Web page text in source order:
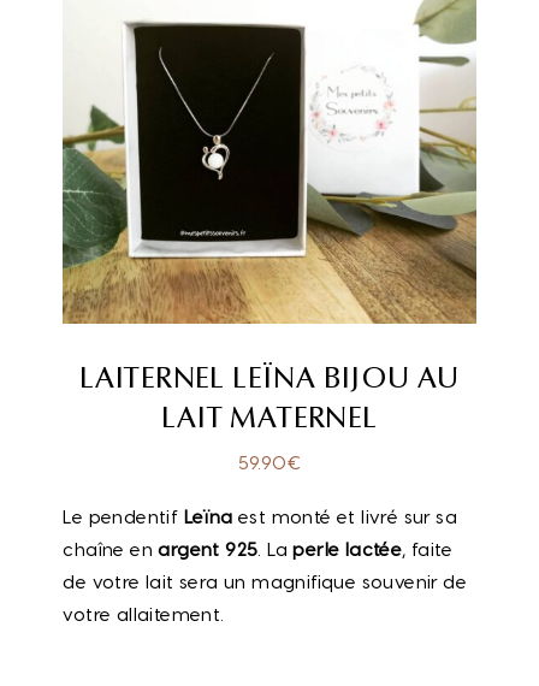
LAITERNEL LEÏNA BIJOU AU
LAIT MATERNEL
59.90€
Le pendentif Leïna est monté et livré sur sa
chaîne enargent 925. Laperle lactée, faite
de votre lait sera un magnifique souvenir de
votre allaitement.